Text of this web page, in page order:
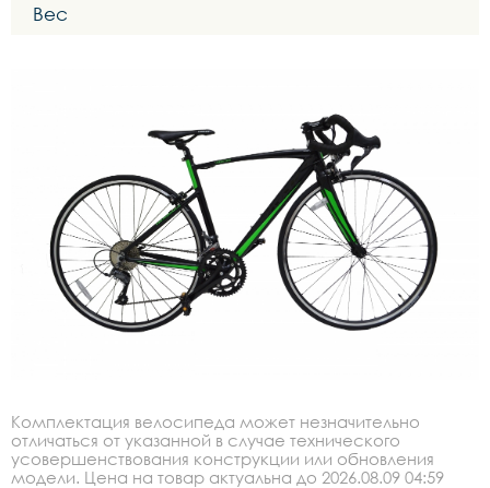
Вес
Комплектация велосипеда может незначительно
отличаться от указанной в случае технического
усовершенствования конструкции или обновления
модели. Цена на товар актуальна до 2026.08.09 04:59